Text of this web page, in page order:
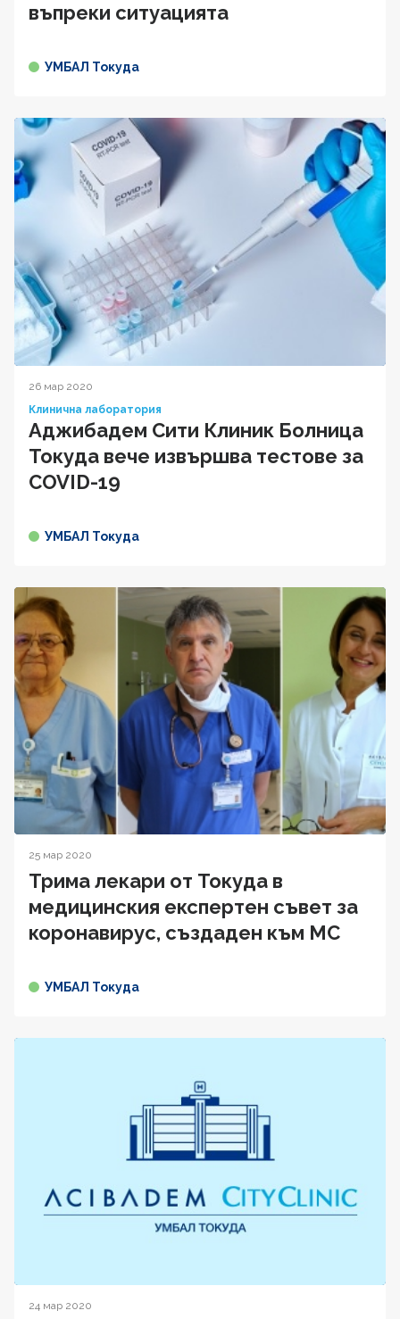
въпреки ситуацията
УМБАЛ Токуда
26 мар 2020
Клинична лаборатория
Аджибадем Сити Клиник Болница
Токуда вече извършва тестове за
COVID-19
УМБАЛ Токуда
25 мар 2020
Трима лекари от Токуда в
медицинския експертен съвет за
коронавирус, създаден към МС
УМБАЛ Токуда
24 мар 2020